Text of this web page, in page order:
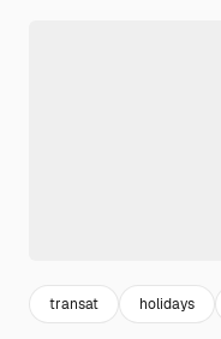
transat holidays